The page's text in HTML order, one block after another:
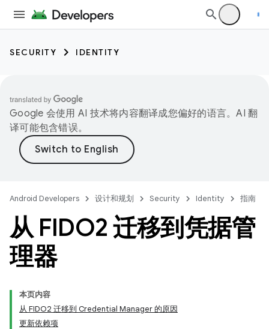
SECURITY IDENTITY
Google 会使用 AI 技术将内容翻译成您偏好的语言。AI 翻
译可能包含错误。
Android Developers 设计和规划 Security Identity 指南
从 FIDO2 迁移到凭据管
理器
本页内容
从 FIDO2 迁移到 Credential Manager 的原因
更新依赖项